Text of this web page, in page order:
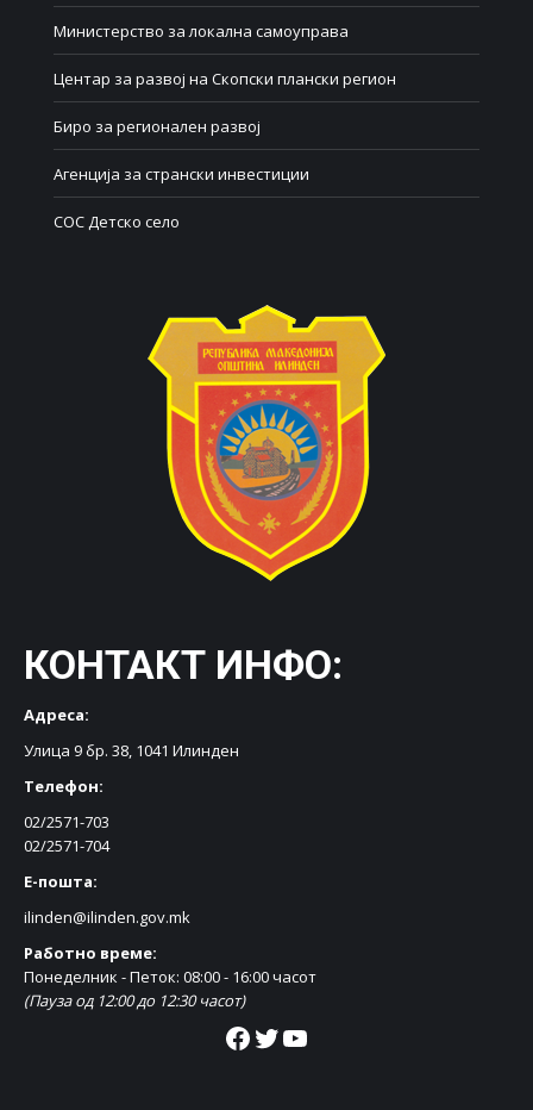
Министерство за локална самоуправа
Центар за развој на Скопски плански регион
Биро за регионален развој
Агенција за странски инвестиции
СОС Детско село
КОНТАКТ ИНФО:
Адреса:
Улица 9 бр. 38, 1041 Илинден
Телефон:
02/2571-703
02/2571-704
Е-пошта:
ilinden@ilinden.gov.mk
Работно време:
Понеделник - Петок: 08:00 - 16:00 часот
(Пауза од 12:00 до 12:30 часот)
Facebook Twitter YouTube